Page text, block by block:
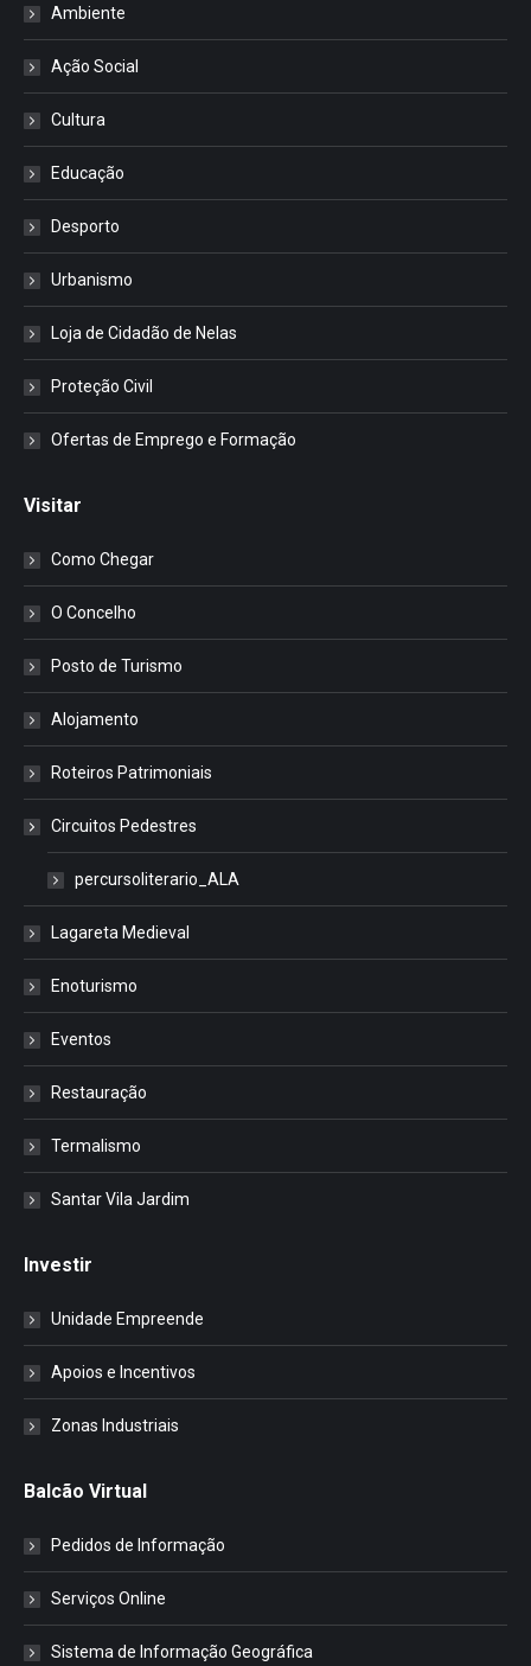
Ambiente
Ação Social
Cultura
Educação
Desporto
Urbanismo
Loja de Cidadão de Nelas
Proteção Civil
Ofertas de Emprego e Formação
Visitar
Como Chegar
O Concelho
Posto de Turismo
Alojamento
Roteiros Patrimoniais
Circuitos Pedestres
percursoliterario_ALA
Lagareta Medieval
Enoturismo
Eventos
Restauração
Termalismo
Santar Vila Jardim
Investir
Unidade Empreende
Apoios e Incentivos
Zonas Industriais
Balcão Virtual
Pedidos de Informação
Serviços Online
Sistema de Informação Geográfica